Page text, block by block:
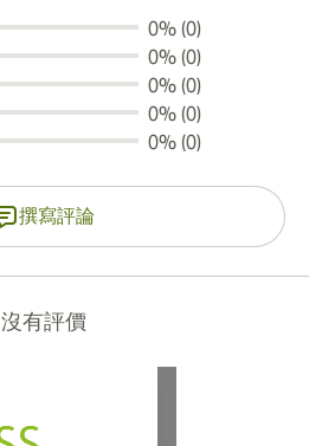
0% (0)
0% (0)
0% (0)
0% (0)
0% (0)
撰寫評論
沒有評價